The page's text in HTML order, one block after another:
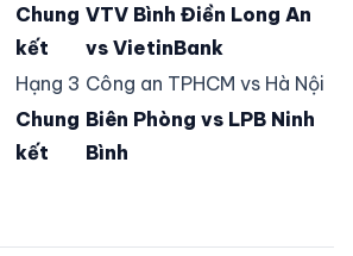
Chung
kết
VTV Bình Điền Long An
vs VietinBank
Hạng 3 Công an TPHCM vs Hà Nội
Chung
kết
Biên Phòng vs LPB Ninh
Bình